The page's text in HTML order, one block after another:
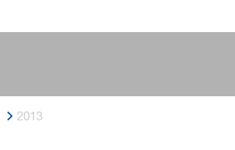
2013